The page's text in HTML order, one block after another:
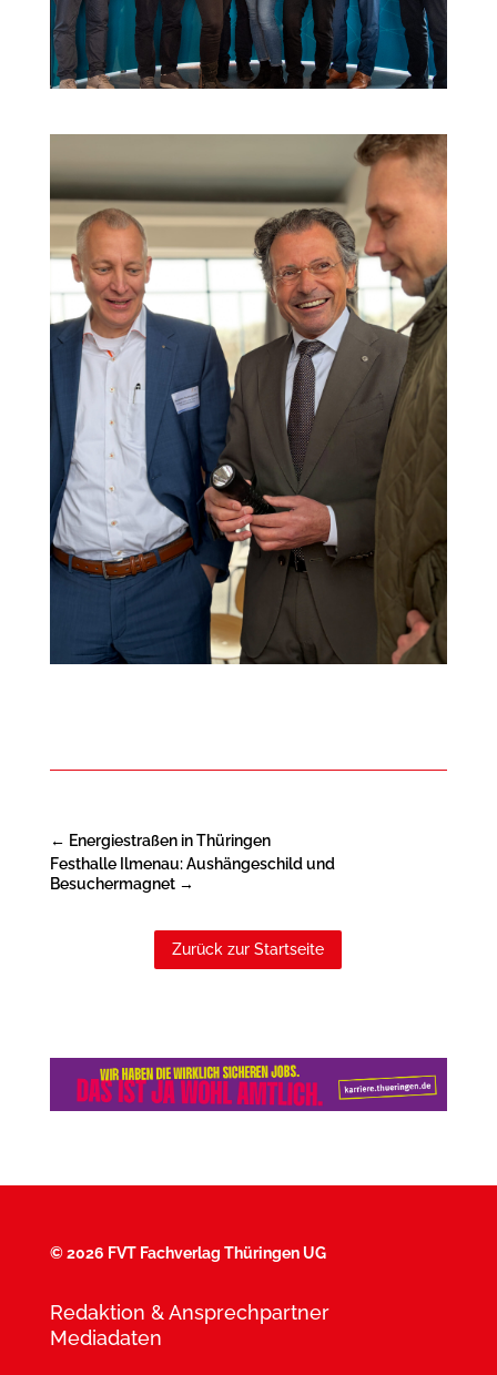
← Energiestraßen in Thüringen
Festhalle Ilmenau: Aushängeschild und
Besuchermagnet→
Zurück zur Startseite
©2026 FVT Fachverlag Thüringen UG
Redaktion & Ansprechpartner
Mediadaten